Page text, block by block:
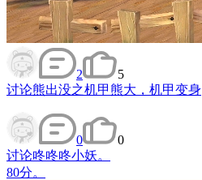
2
5
讨论熊出没之机甲熊大，机甲变身
0
0
讨论咚咚咚小妖。
80分。